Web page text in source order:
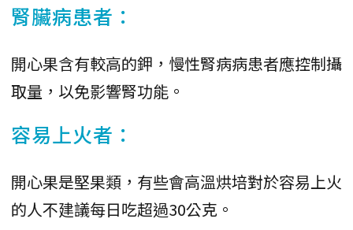
腎臟病患者：
開心果含有較高的鉀，慢性腎病病患者應控制攝
取量，以免影響腎功能。
容易上火者：
開心果是堅果類，有些會高溫烘培對於容易上火
的人不建議每日吃超過30公克。